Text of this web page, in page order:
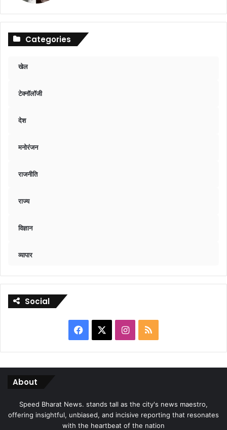
Categories
खेल
टेक्नॉलॉजी
देश
मनोरंजन
राजनीति
राज्य
विज्ञान
व्यापार
Social
Facebook Instagram
RSS
About
Speed Bharat News. stands tall as the city's news maestro,
offering insightful, unbiased, and incisive reporting that resonates
with the heartbeat of the nation